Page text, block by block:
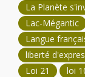
La Planète
Lac-Mégantic
Langue
liberté
Loi 21
loi